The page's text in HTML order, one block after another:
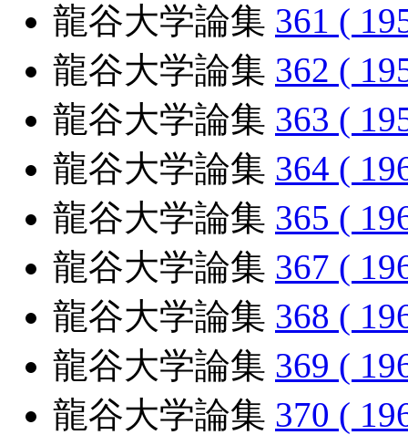
龍谷大学論集 361 (
龍谷大学論集 362 (
龍谷大学論集 363 (
龍谷大学論集 364 (
龍谷大学論集 365 (
龍谷大学論集 367 (
龍谷大学論集 368 (
龍谷大学論集 369 (
龍谷大学論集 370 (